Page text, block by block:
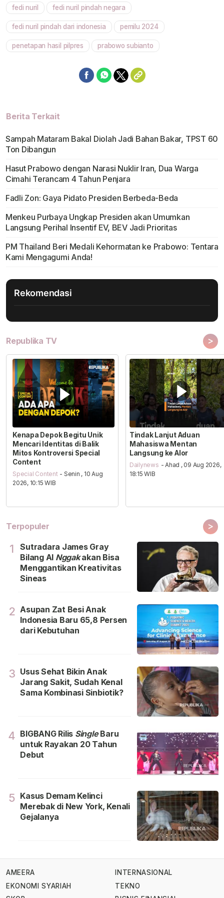
fedi nuril fedi nuril pindah negara
fedi nuril pindah dari indonesia pemilu 2024
penetapan hasil pilpres prabowo subianto
Berita Terkait
Sampah Mataram Bakal Diolah Jadi Bahan Bakar, TPST 60
Ton Dibangun
Hasut Prabowo dengan Narasi Nuklir Iran, Dua Warga
Cimahi Terancam 4 Tahun Penjara
Fadli Zon: Gaya Pidato Presiden Berbeda-Beda
Menkeu Purbaya Ungkap Presiden akan Umumkan
Langsung Perihal Insentif EV, BEV Jadi Prioritas
PM Thailand Beri Medali Kehormatan ke Prabowo: Tentara
Kami Mengagumi Anda!
Rekomendasi
Republika TV >
Kenapa Depok Begitu Unik
Mencari Identitas di Balik
Mitos Kontroversi Special
Content
Special Content - Senin , 10 Aug
2026, 10:15 WIB
Tindak Lanjut Aduan
Mahasiswa Mentan
Langsung ke Alor
Dailynews - Ahad , 09 Aug 2026,
18:15 WIB
Terpopuler >
1
Sutradara James Gray
Bilang Al Nggakakan Bisa
Menggantikan Kreativitas
Sineas
2 Asupan Zat Besi Anak
Indonesia Baru 65,8 Persen
dari Kebutuhan
3 Usus Sehat Bikin Anak
Jarang Sakit, Sudah Kenal
Sama Kombinasi Sinbiotik?
4 BIGBANG Rilis SingleBaru
untuk Rayakan 20 Tahun
Debut
5 Kasus Demam Kelinci
Merebak di New York, Kenali
Gejalanya
AMEERA
EKONOMI SYARIAH
INTERNASIONAL
TEKNO